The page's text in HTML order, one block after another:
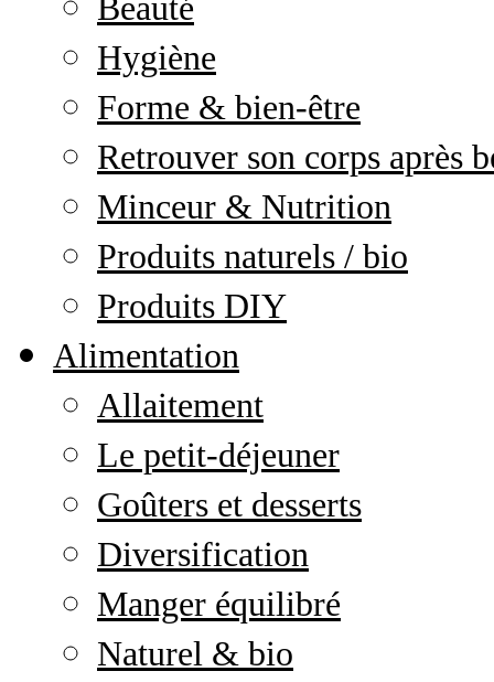
Beauté
Hygiène
Forme & bien-être
Retrouver son corps après
Minceur & Nutrition
Produits naturels / bio
Produits DIY
Alimentation
Allaitement
Le petit-déjeuner
Goûters et desserts
Diversification
Manger équilibré
Naturel & bio